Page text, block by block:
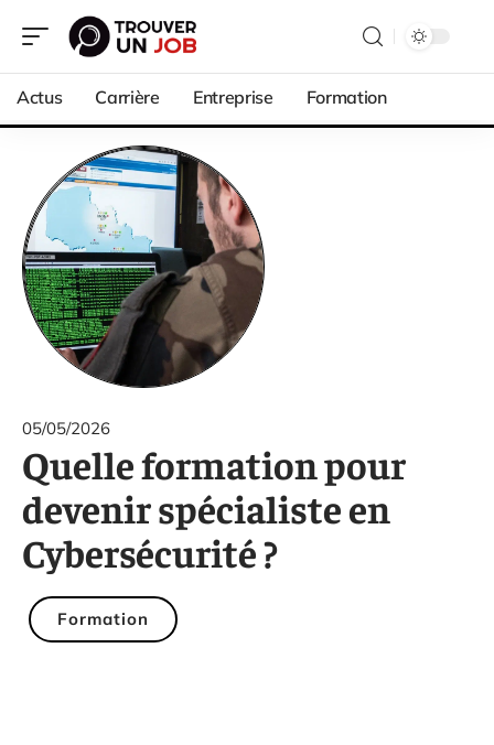
Actus Carrière Entreprise Formation
05/05/2026
Quelle formation pour
devenir spécialiste en
Cybersécurité ?
Formation